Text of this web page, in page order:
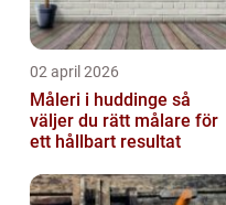
02 april 2026
Måleri i huddinge så
väljer du rätt målare för
ett hållbart resultat